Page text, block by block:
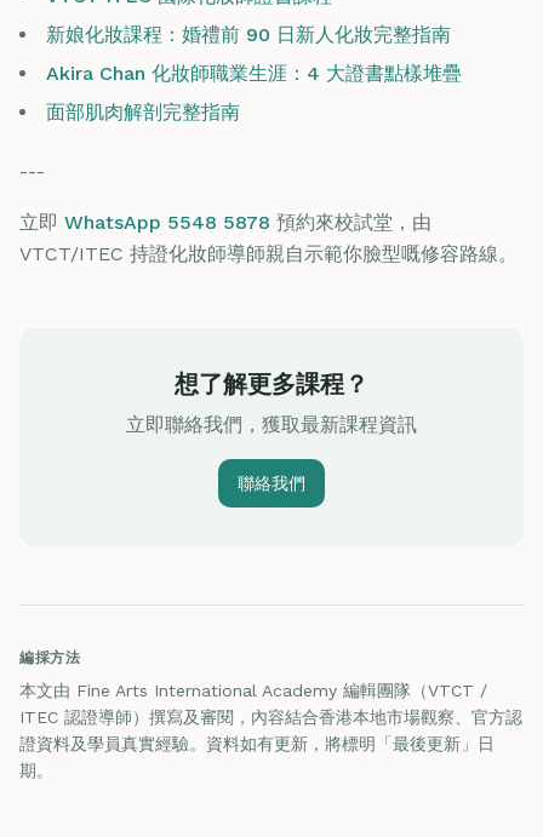
新娘化妝課程：婚禮前 90 日新人化妝完整指南
Akira Chan 化妝師職業生涯：4 大證書點樣堆疊
面部肌肉解剖完整指南
---
立即 WhatsApp 5548 5878 預約來校試堂，由
VTCT/ITEC 持證化妝師導師親自示範你臉型嘅修容路線。
想了解更多課程？
立即聯絡我們，獲取最新課程資訊
聯絡我們
編採方法
本文由 Fine Arts International Academy 編輯團隊（VTCT /
ITEC 認證導師）撰寫及審閱，內容結合香港本地市場觀察、官方認
證資料及學員真實經驗。資料如有更新，將標明「最後更新」日
期。